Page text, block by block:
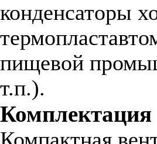
конденсаторы
пищевой
т.п.).
Комплектация